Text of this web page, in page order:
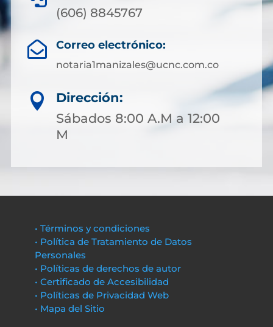
(606) 8845767
 Correo electrónico:
notaria1manizales@ucnc.com.co

Dirección:
Sábados 8:00 A.M a 12:00
M
• Términos y condiciones
• Política de Tratamiento de Datos
Personales
• Políticas de derechos de autor
• Certificado de Accesibilidad
• Políticas de Privacidad Web
• Mapa del Sitio